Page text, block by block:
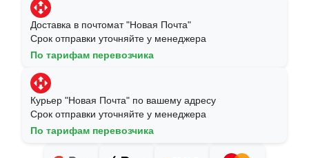
Доставка в почтомат "Новая Почта"
Срок отправки уточняйте у менеджера
По тарифам перевозчика
Курьер "Новая Почта" по вашему адресу
Срок отправки уточняйте у менеджера
По тарифам перевозчика